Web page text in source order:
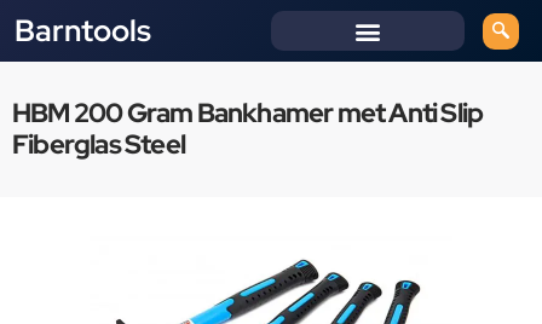
Barntools
HBM 200 Gram Bankhamer met Anti Slip
Fiberglas Steel